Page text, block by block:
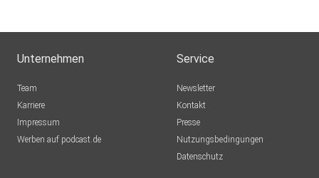
Unternehmen
Team
Karriere
Impressum
Werben auf podcast.de
Service
Newsletter
Kontakt
Presse
Nutzungsbedingungen
Datenschutz